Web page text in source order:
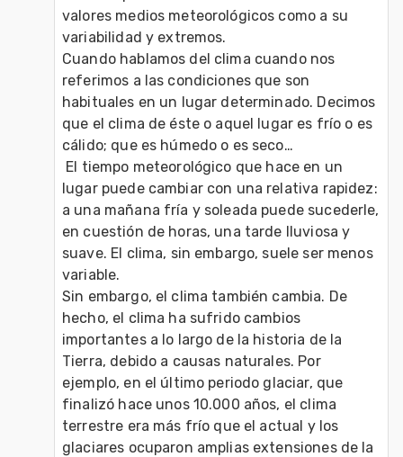
valores medios meteorológicos como a su
variabilidad y extremos.
Cuando hablamos del clima cuando nos
referimos a las condiciones que son
habituales en un lugar determinado. Decimos
que el clima de éste o aquel lugar es frío o es
cálido; que es húmedo o es seco…
lugar puede cambiar con una relativa rapidez:
a una mañana fría y soleada puede sucederle,
en cuestión de horas, una tarde lluviosa y
suave. El clima, sin embargo, suele ser menos
variable.
Sin embargo, el clima también cambia. De
hecho, el clima ha sufrido cambios
importantes a lo largo de la historia de la
Tierra, debido a causas naturales. Por
ejemplo, en el último periodo glaciar, que
finalizó hace unos 10.000 años, el clima
terrestre era más frío que el actual y los
glaciares ocuparon amplias extensiones de la